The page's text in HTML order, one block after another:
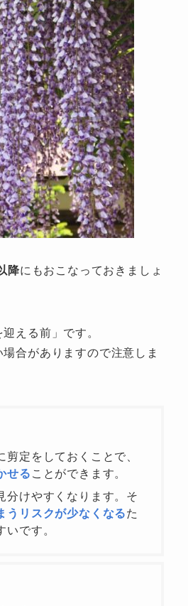
降にもおこなっておきましょ
える前」です。
合がありますので注意しま
定をしておくことで、
せる ことができます。
分けやすくなります。そ
うリスクが少なくなるた
です。